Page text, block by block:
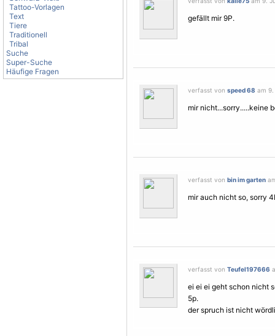
Tattoo-Vorlagen
Text
Tiere
Traditionell
Tribal
Suche
Super-Suche
Häufige Fragen
gefällt mir 9P.
verfasst von speed 68 am 9.
mir nicht...sorry.....keine
verfasst von bin im garten
mir auch nicht so, sorry
verfasst von Teufel197666
ei ei ei geht schon nicht
5p.
der spruch ist nicht